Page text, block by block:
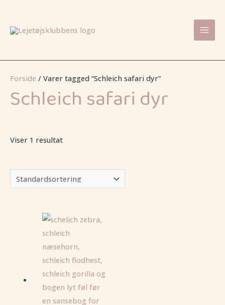
indholdet
Forside / Varer tagged “Schleich safari dyr”
Schleich safari dyr
Viser 1 resultat